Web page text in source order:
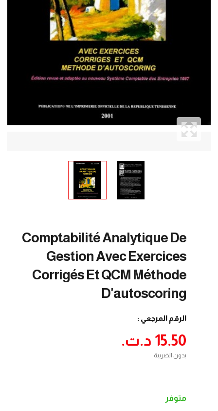
Comptabilité Analytique De
Gestion Avec Exercices
Corrigés Et QCM Méthode
D'autoscoring
الرقم المرجعي :
15.50 د.ت.‏
بدون الضريبة
متوفر